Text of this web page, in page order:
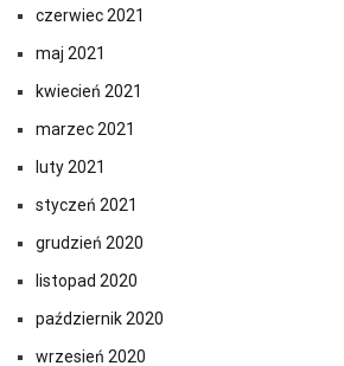
czerwiec 2021
maj 2021
kwiecień 2021
marzec 2021
luty 2021
styczeń 2021
grudzień 2020
listopad 2020
październik 2020
wrzesień 2020